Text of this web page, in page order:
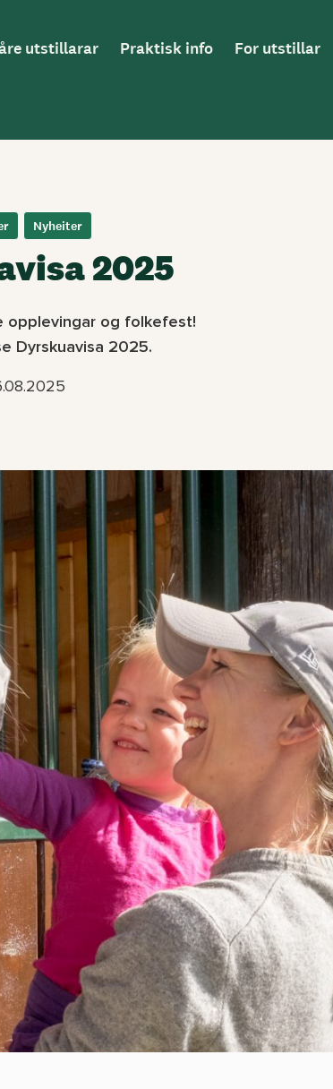
utstillarar Praktisk info For utstillar
Nyheiter
2025
opplevingar og folkefest!
Dyrskuavisa 2025.